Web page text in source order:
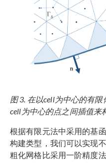
图 3. 在以cell为中心的有
cell为中心的点之间插值来
根据有限元法中采用的基
构建类型，我们可以实现
粗化网格比采用一阶精度